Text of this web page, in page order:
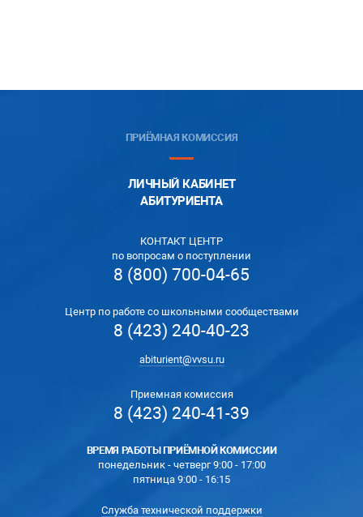
ПРИЁМНАЯ КОМИССИЯ
ЛИЧНЫЙ КАБИНЕТ
АБИТУРИЕНТА
КОНТАКТ ЦЕНТР
по вопросам о поступлении
8 (800) 700-04-65
Центр по работе со школьными сообществами
8 (423) 240-40-23
abiturient@vvsu.ru
Приемная комиссия
8 (423) 240-41-39
ВРЕМЯ РАБОТЫ ПРИЁМНОЙ КОМИССИИ
понедельник - четверг 9:00 - 17:00
пятница 9:00 - 16:15
Служба технической поддержки